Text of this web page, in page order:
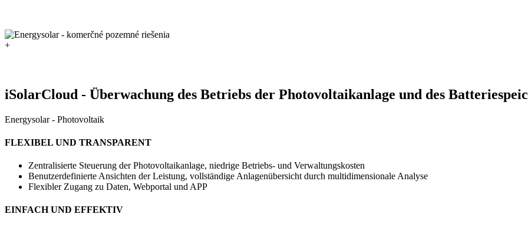
+
iSolarCloud - Überwachung des Betriebs der Photovoltaikanlage und des
Energysolar - Photovoltaik
FLEXIBEL UND TRANSPARENT
Zentralisierte Steuerung der Photovoltaikanlage, niedrige Betriebs- und Verwaltungskosten
Benutzerdefinierte Ansichten der Leistung, vollständige Anlagenübersicht durch multidimensionale Analyse
Flexibler Zugang zu Daten, Webportal und APP
EINFACH UND EFFEKTIV